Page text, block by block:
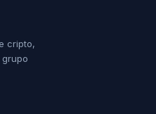
cripto,